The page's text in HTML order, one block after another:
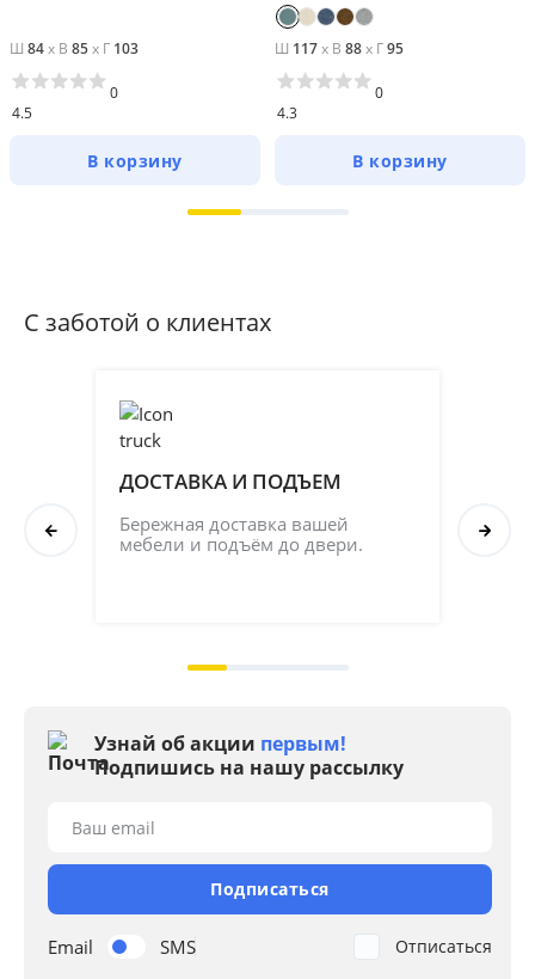
Ш 84x В 85x Г 103
4.5
0
В корзину
Ш 117x В 88x Г95
4.3
0
В корзину
С заботой о клиентах
ДОСТАВКА И ПОДЪЕМ
Бережная доставка вашей
мебели и подъём до двери.
Узнай об акции первым!
Подпишись на нашу рассылку
Email SMS
Ваш email
Подписаться
Отписаться